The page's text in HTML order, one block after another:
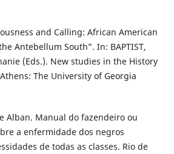
and Calling: African American
Antebellum South”. In: BAPTIST,
(Eds.). New studies in the History
The University of Georgia
Alban. Manual do fazendeiro ou
a enfermidade dos negros
de todas as classes. Rio de